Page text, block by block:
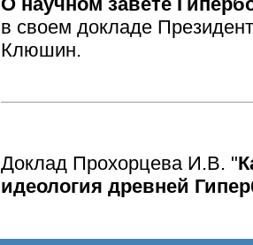
в своем докладе
Клюшин.
Доклад Прохорцева И.В. "
идеология древней